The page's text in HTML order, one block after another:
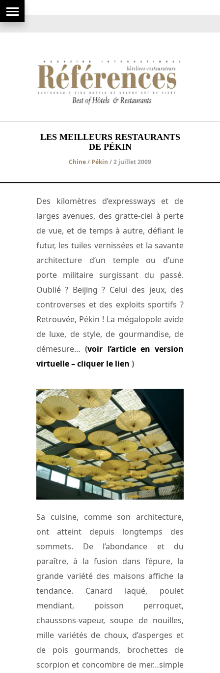
LES MEILLEURS RESTAURANTS
DE PÉKIN
Chine/ Pékin / 2 juillet 2009
Des kilomètres d’expressways et de
larges avenues, des gratte-ciel à perte
de vue, et de temps à autre, défiant le
futur, les tuiles vernissées et la savante
architecture d’un temple ou d’une
porte militaire surgissant du passé.
Oublié ? Beijing ? Celui des jeux, des
controverses et des exploits sportifs ?
Retrouvée, Pékin ! La mégalopole avide
de luxe, de style, de gourmandise, de
démesure…(voir l’article en version
virtuelle – cliquer le lien )
Sa cuisine, comme son architecture,
ont atteint depuis longtemps des
sommets. De l’abondance et du
paraître, à la fusion dans l’épure, la
grande variété des maisons affiche la
tendance. Canard laqué, poulet
mendiant, poisson perroquet,
chaussons-vapeur, soupe de nouilles,
mille variétés de choux, d’asperges et
de pois gourmands, brochettes de
scorpion et concombre de mer…simple